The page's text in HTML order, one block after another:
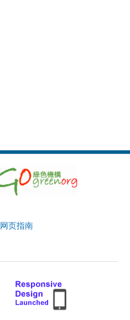
网页指南